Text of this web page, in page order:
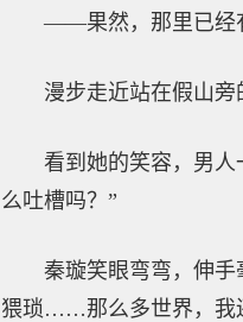
——果然，那里已经
漫步走近站在假山旁
看到她的笑容，男
么吐槽吗？”
秦璇笑眼弯弯，伸
猥琐……那么多世界，我